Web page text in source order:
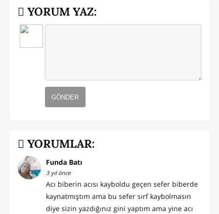
YORUM YAZ:
GÖNDER
YORUMLAR:
Funda Batı
3 yıl önce
Acı biberin acısı kayboldu geçen sefer biberde
kaynatmıştım ama bu sefer sırf kaybolmasın
diye sizin yazdığınız gini yaptım ama yine acı